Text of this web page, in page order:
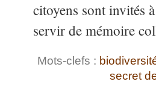
citoyens sont invités
servir de mémoire
Mots-clefs :
secret